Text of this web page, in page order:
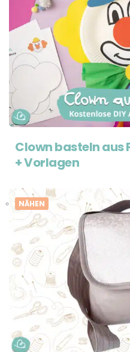
Clown basteln aus
+ Vorlagen
NÄHEN